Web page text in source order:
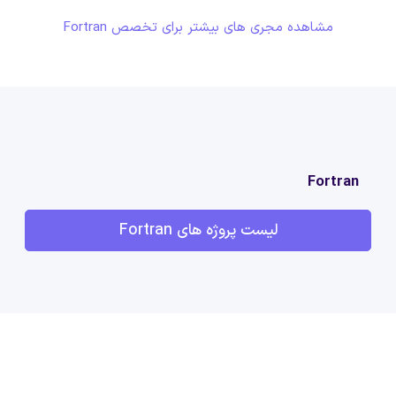
مشاهده مجری های بیشتر برای تخصص Fortran
Fortran
لیست پروژه های Fortran